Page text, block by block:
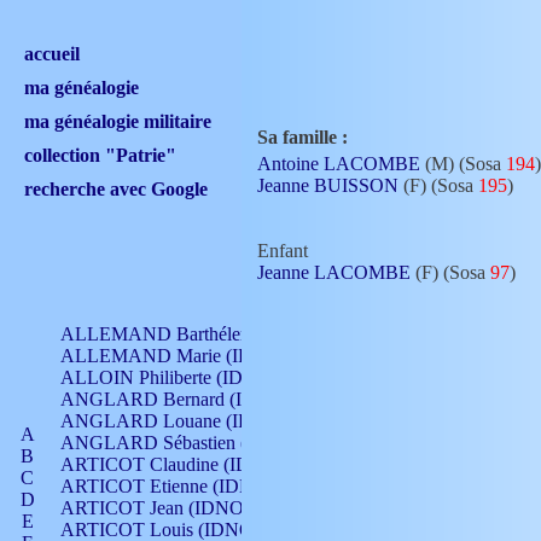
accueil
ma généalogie
ma généalogie militaire
collection "Patrie"
recherche avec Google
A
B
C
D
E
ALLEMAND Barthélemy (IDNO 330)
ALLEMAND Marie (IDNO 165)
ALLOIN Philiberte (IDNO 449)
ANGLARD Bernard (IDNO 4)
ANGLARD Louane (IDNO 4)
ANGLARD Sébastien (IDNO 4)
ARTICOT Claudine (IDNO 105)
ARTICOT Etienne (IDNO 420)
ARTICOT Jean (IDNO 210)
ARTICOT Louis (IDNO 420)
Sa famille :
Antoine LACOMBE (M) (Sosa 194)
Jeanne BUISSON (F) (Sosa 195)
Enfant
Jeanne LACOMBE (F) (Sosa 97)